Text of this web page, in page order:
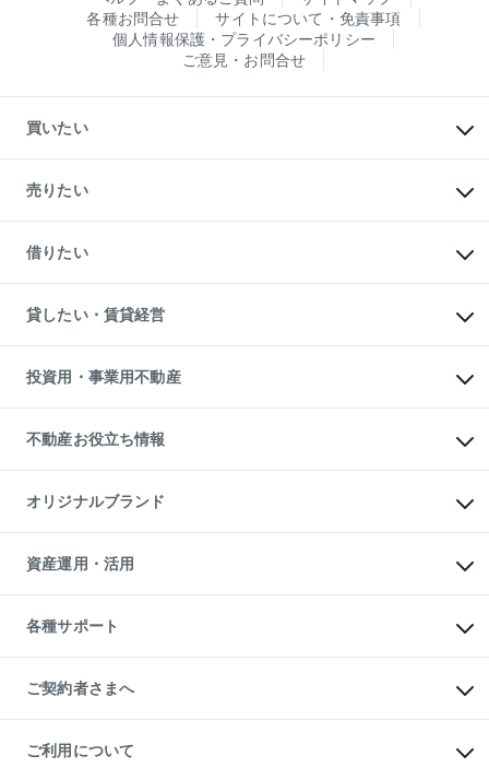
各種お問合せ
サイトについて・免責事項
個人情報保護・プライバシーポリシー
ご意見・お問合せ
買いたい
新築・分譲マンションの購入
中古マンションの購入
一戸建ての購入
中古一戸建ての購入
不動産購入の流れ
注目キーワード物件特集
購入ガイド
English 繁体中文簡体中文
売りたい
一戸建ての売却・査定
土地の売却・査定
スピードAI査定
不動産査定について
不動産売却の流れ
不動産買換えの流れ
売却ガイド
借りたい
オフィス・店舗の賃貸
借りるときの流れ
借りるガイド
貸したい・賃貸経営
マンション賃料データ
賃貸管理プラン
リロケーションについて
貸すガイド
投資用・事業用不動産
事業用不動産
マンション投資
投資用マンション
アパート経営
収益物件
ビル購入（ビル一棟）
投資用不動産の売却査定
事業用不動産の売却査定
不動産お役立ち情報
マンションライブラリー
人気マンションランキング
暮らしに役立つ不動産メディア
不動産相場・不動産価格情報
不動産コラム・ニュース
不動産用語集
不動産なんでもネット相談室
住まいの税金
オリジナルブランド
一棟リノベーションマンション
L`GENTE（ルジェンテ）
区分リノベーションマンション
投資用一棟レジデンスWELL
不動産小口投資
LEGACIA（レガシア）
資産運用・活用
不動産M&A
アセットマネジメント・出資
各種サポート
相続サポート
リフォームサポート
ご契約者さまへ
ご紹介・再契約特典
入居者様専用-各種ご案内（賃貸）
ご利用について